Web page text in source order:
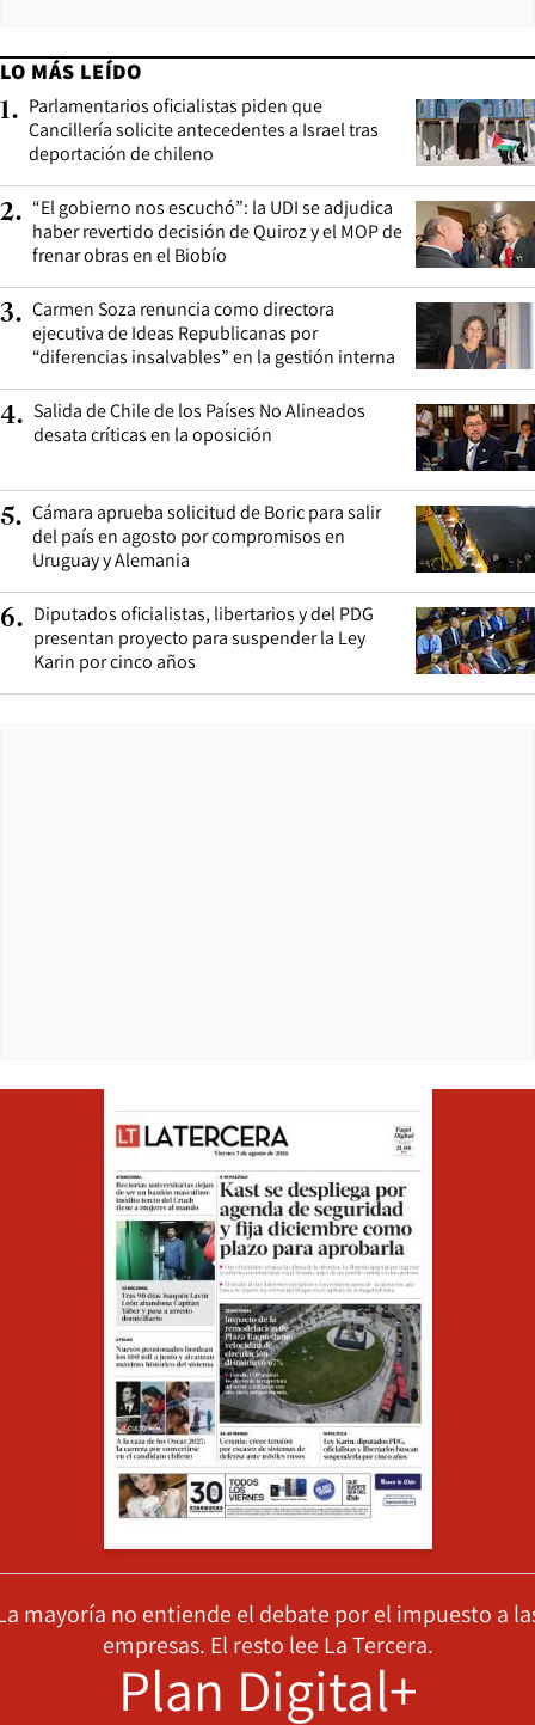
LO MÁS LEÍDO
1. Parlamentarios oficialistas piden que
Cancillería solicite antecedentes a Israel tras
deportación de chileno
2. “El gobierno nos escuchó”: la UDI se adjudica
haber revertido decisión de Quiroz y el MOP de
frenar obras en el Biobío
3. Carmen Soza renuncia como directora
ejecutiva de Ideas Republicanas por
“diferencias insalvables” en la gestión interna
4. Salida de Chile de los Países No Alineados
desata críticas en la oposición
5. Cámara aprueba solicitud de Boric para salir
del país en agosto por compromisos en
Uruguay y Alemania
6. Diputados oficialistas, libertarios y del PDG
presentan proyecto para suspender la Ley
Karin por cinco años
mayoría no entiende el debate por el impuesto a
empresas. El resto lee La Tercera.
Plan Digital+